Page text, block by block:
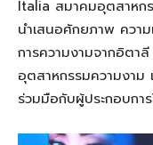
Italia สมาคมอุตสาห
นำเสนอศักยภาพ ควา
การความงามจากอิตา
อุตสาหกรรมความงาม
ร่วมมือกับผู้ประกอบกา